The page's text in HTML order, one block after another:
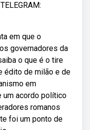
em que o
governadores da
o que é o tire
édito de milão e de
em
um acordo político
romanos
foi um ponto de